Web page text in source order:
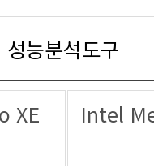
성능분석도구